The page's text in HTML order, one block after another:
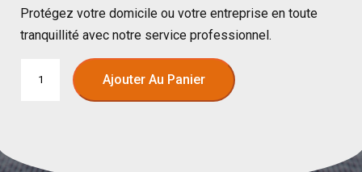
Protégez votre domicile ou votre entreprise en toute
tranquillité avec notre service professionnel.
Ajouter Au Panier